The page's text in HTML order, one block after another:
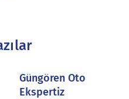
Güngören Oto
Ekspertiz